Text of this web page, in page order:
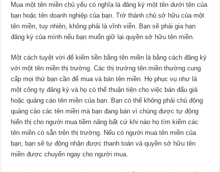
Mua một tên miền chủ yếu có nghĩa là đăng ký một tên dưới tên của
bạn hoặc tên doanh nghiệp của bạn. Trở thành chủ sở hữu của một
tên miền, tuy nhiên, không phải là vĩnh viễn. Bạn sẽ phải gia hạn
đăng ký của mình nếu bạn muốn giữ lại quyền sở hữu tên miền.
Một cách tuyệt vời để kiếm tiền bằng tên miền là bằng cách đăng ký
với một tên miền thị trường. Các thị trường tên miền thường cung
cấp mọi thứ bạn cần để mua và bán tên miền. Họ phục vụ như là
một công ty đăng ký và họ có thể thuận tiện cho việc bán đấu giá
hoặc quảng cáo tên miền của bạn. Bạn có thể không phải chủ động
quảng cáo các tên miền mà bạn đang bán vì chúng được tự động
hiển thị cho người mua tiềm năng bất cứ khi nào họ tìm kiếm các
tên miền có sẵn trên thị trường. Nếu có người mua tên miền của
bạn, bạn sẽ tự động nhận được thanh toán và quyền sở hữu tên
miền được chuyển ngay cho người mua.